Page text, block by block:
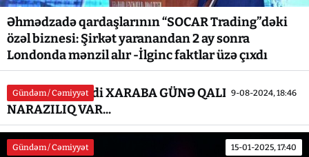
Əhmədzadə qardaşlarının “SOCAR Trading”dəki
özəl biznesi: Şirkət yaranandan 2 ay sonra
Londonda mənzil alır -İlginc faktlar üzə çıxdı
Gündəm / Cəmiyyət 9-08-2024, 18:46
Lerikin bu kəndi XARABA GÜNƏ QALIB... -
NARAZILIQ VAR...
Gündəm / Cəmiyyət 15-01-2025, 17:40